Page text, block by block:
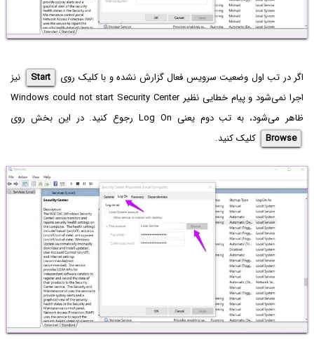
اگر در تب اول وضعیت سرویس فعال گزارش نشده و با کلیک روی Start
نیز
اجرا نمی‌شود و پیام خطایی نظیر Windows could not start Security Center
ظاهر می‌شود، به تب دوم یعنی Log On رجوع کنید. در این بخش روی
Browse
کلیک کنید.